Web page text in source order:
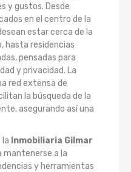
y gustos. Desde
en el centro de la
estar cerca de la
hasta residencias
pensadas para
y privacidad. La
red extensa de
la búsqueda de la
asegurando así una
la Inmobiliaria Gilmar
mantenerse a la
y herramientas